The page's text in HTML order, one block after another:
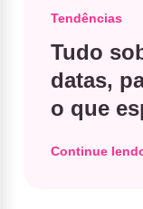
Tendências
Tudo
datas,
o que
Continue